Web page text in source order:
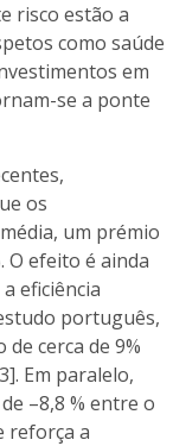
risco estão a
como saúde
em
se a ponte
os
um prémio
O efeito é ainda
eficiência
português,
cerca de 9%
Em paralelo,
–8,8 % entre o
reforça a